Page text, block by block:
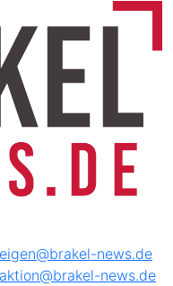
news.de
news.de